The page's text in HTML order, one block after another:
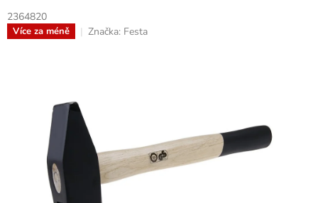
2364820
Více za méně Značka: Festa